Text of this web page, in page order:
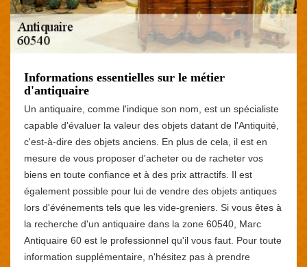
Informations essentielles sur le métier
d'antiquaire
Un antiquaire, comme l'indique son nom, est un spécialiste
capable d'évaluer la valeur des objets datant de l'Antiquité,
c'est-à-dire des objets anciens. En plus de cela, il est en
mesure de vous proposer d'acheter ou de racheter vos
biens en toute confiance et à des prix attractifs. Il est
également possible pour lui de vendre des objets antiques
lors d'événements tels que les vide-greniers. Si vous êtes à
la recherche d'un antiquaire dans la zone 60540, Marc
Antiquaire 60 est le professionnel qu'il vous faut. Pour toute
information supplémentaire, n'hésitez pas à prendre